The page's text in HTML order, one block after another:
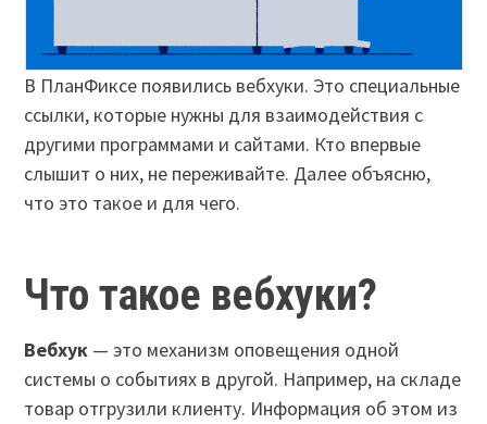
В ПланФиксе появились вебхуки. Это специальные
ссылки, которые нужны для взаимодействия с
другими программами и сайтами. Кто впервые
слышит о них, не переживайте. Далее объясню,
что это такое и для чего.
Что такое вебхуки?
Вебхук — это механизм оповещения одной
системы о событиях в другой. Например, на складе
товар отгрузили клиенту. Информация об этом из